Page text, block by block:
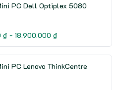
PC Dell Optiplex 5080
₫ - 18.900.000 ₫
PC Lenovo ThinkCentre